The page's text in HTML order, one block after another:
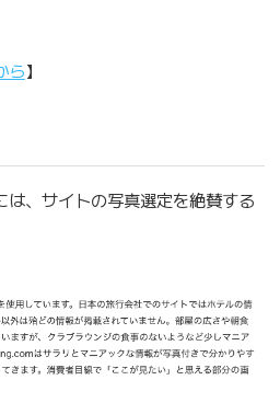
ら】
、サイトの写真選定を絶賛する